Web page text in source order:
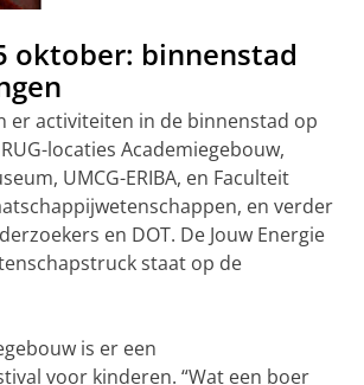
oktober: binnenstad
er activiteiten in de binnenstad op
locaties Academiegebouw,
UMCG-ERIBA, en Faculteit
en verder
en DOT. De Jouw Energie
staat op de
is er een
voor kinderen. “Wat een boer